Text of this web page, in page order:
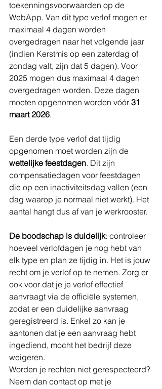
toekenningsvoorwaarden op de
WebApp. Van dit type verlof mogen er
maximaal 4 dagen worden
overgedragen naar het volgende jaar
(indien Kerstmis op een zaterdag of
zondag valt, zijn dat 5 dagen). Voor
2025 mogen dus maximaal 4 dagen
overgedragen worden. Deze dagen
moeten opgenomen worden vóór 31
maart 2026.
Een derde type verlof dat tijdig
opgenomen moet worden zijn de
wettelijke feestdagen. Dit zijn
compensatiedagen voor feestdagen
die op een inactiviteitsdag vallen (een
dag waarop je normaal niet werkt). Het
aantal hangt dus af van je werkrooster.
De boodschap is duidelijk: controleer
hoeveel verlofdagen je nog hebt van
elk type en plan ze tijdig in. Het is jouw
recht om je verlof op te nemen. Zorg er
ook voor dat je je verlof effectief
aanvraagt via de officiële systemen,
zodat er een duidelijke aanvraag
geregistreerd is. Enkel zo kan je
aantonen dat je een aanvraag hebt
ingediend, mocht het bedrijf deze
weigeren.
Worden je rechten niet gerespecteerd?
Neem dan contact op met je